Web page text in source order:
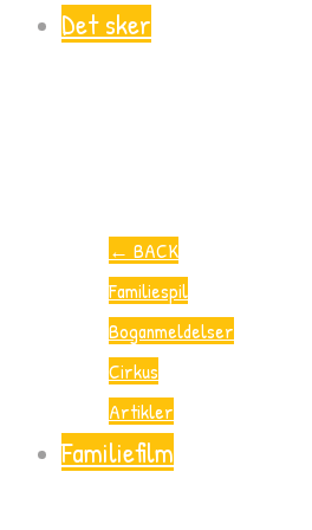
Det sker
← BACK
Familiespil
Boganmeldelser
Cirkus
Artikler
Familiefilm